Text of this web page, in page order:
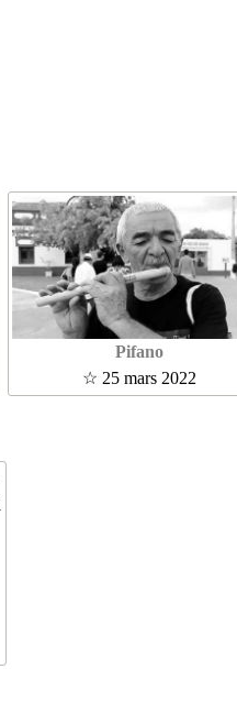
Pifano
☆ 25 mars 2022